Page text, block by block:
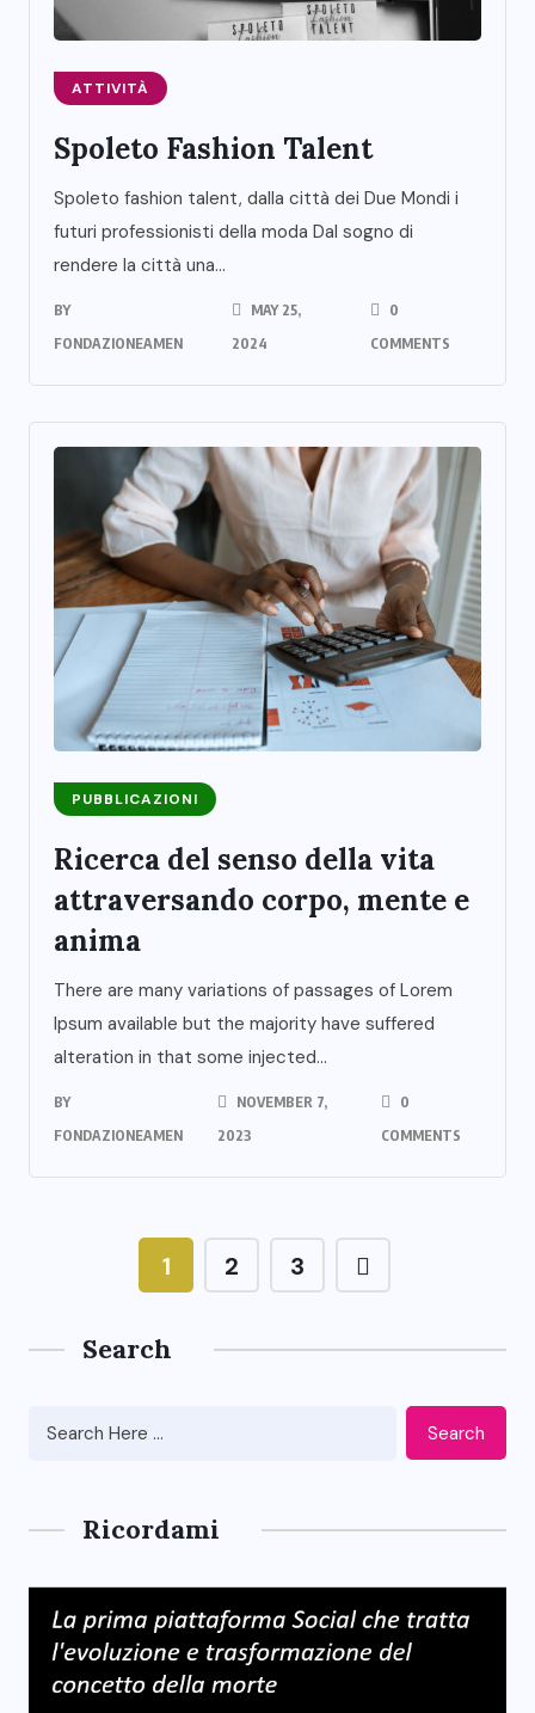
ATTIVITÀ
Spoleto Fashion Talent
Spoleto fashion talent, dalla città dei Due Mondi i
futuri professionisti della moda Dal sogno di
rendere la città una...
BY
FONDAZIONEAMEN
MAY 25,
2024
0
COMMENTS
PUBBLICAZIONI
Ricerca del senso della vita
attraversando corpo, mente e
anima
There are many variations of passages of Lorem
Ipsum available but the majority have suffered
alteration in that some injected...
BY
FONDAZIONEAMEN
NOVEMBER 7,
2023
0
COMMENTS
1 2 3
Search
Search
Ricordami